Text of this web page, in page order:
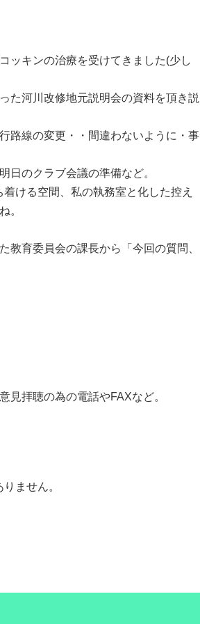
ッキンの治療を受けてきました(少し
た河川改修地元説明会の資料を頂き説
路線の変更・・間違わないように・事
日のクラブ会議の準備など。
ける空間、私の執務室と化した控え
。
教育委員会の課長から「今回の質問、
見拝聴の為の電話やFAXなど。
ません。